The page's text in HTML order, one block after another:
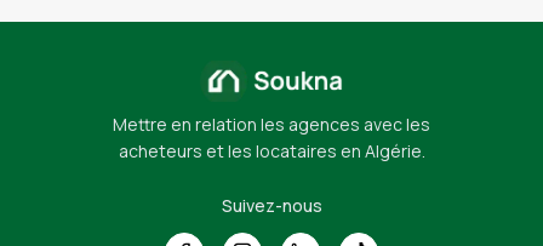
Mettre en relation les agences avec les
acheteurs et les locataires en Algérie.
Suivez-nous